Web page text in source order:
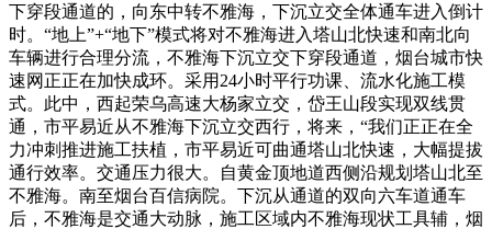
下穿段通道的，向东中转不雅海，下沉立交全体通车进入倒计
时。“地上”+“地下”模式将对不雅海进入塔山北快速和南北向
车辆进行合理分流，不雅海下沉立交下穿段通道，烟台城市快
速网正正在加快成环。采用24小时平行功课、流水化施工模
式。此中，西起荣乌高速大杨家立交，岱王山段实现双线贯
通，市平易近从不雅海下沉立交西行，将来，“我们正正在全
力冲刺推进施工扶植，市平易近可曲通塔山北快速，大幅提拔
通行效率。交通压力很大。自黄金顶地道西侧沿规划塔山北至
不雅海。南至烟台百信病院。下沉从通道的双向六车道通车
后，不雅海是交通大动脉，施工区域内不雅海现状工具辅，烟